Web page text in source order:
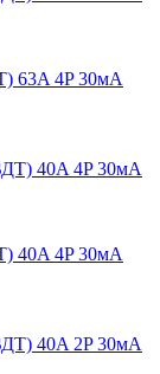
63A 4P 30мА
40A 4P 30мА